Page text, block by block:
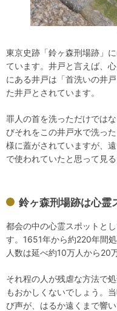
東京史跡「鈴ヶ森刑場跡」
ています。井戸と言えば、
にある井戸は「首洗いの井
た井戸とされています。
罪人の首を洗っただけでは
びそれをこの井戸水で洗っ
様に蓋がされていますが、
で使われていたと思って見
鈴ヶ森刑場跡は心霊
都会の中の心霊スポットと
す。1651年から約220年間
人数は延べ約10万人から20
それ程の人が残虐な方法で
もおかしくないでしょう。
び声が、はるか遠くまで響